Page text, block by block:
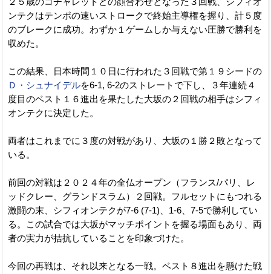
ンテクはテンポの速いストロークで終始主導権を握り、計５度
のブレークに成功。わずか１ゲームしか与えない圧勝で勝利を
収めた。
この結果、日本時間１０日に行われた３回戦で第１９シードの
Ｄ・シュナイデルを6-1, 6-2のストレートで下し、３年連続４
度目のベスト１６進出を果たした大坂の２回戦の相手はシフィ
オンテクに決定した。
両者はこれまでに３度の対戦があり、大坂の１勝２敗となって
いる。
前回の対戦は２０２４年の全仏オープン（フランス/パリ、レ
ッドクレー、グランドスラム）２回戦。フルセットにもつれる
激闘の末、シフィオンテクが7-6 (7-1)、1-6、7-5で勝利してい
る。この試合では大坂がマッチポイントを握る場面もあり、両
者の実力が拮抗していることを印象づけた。
今回の再戦は、それ以来となる一戦。ベスト８進出を懸けた戦